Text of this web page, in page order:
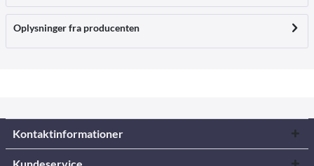
Oplysninger fra producenten
Kontaktinformationer